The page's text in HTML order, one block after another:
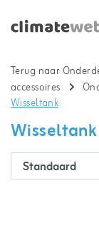
Terug naar
accessoires
Wisseltank
Wisseltank